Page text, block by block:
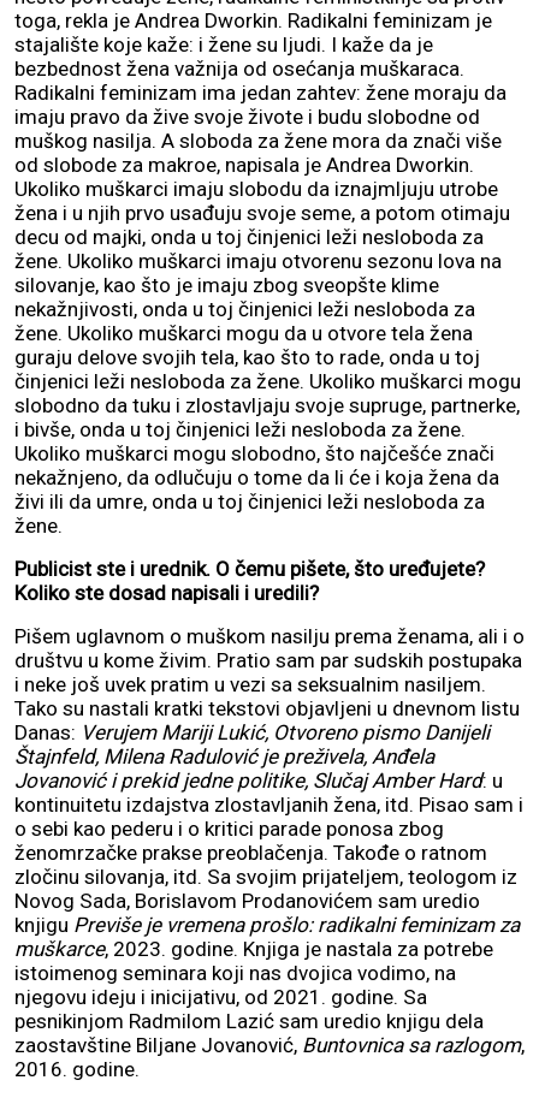
toga, rekla je Andrea Dworkin. Radikalni feminizam je
stajalište koje kaže: i žene su ljudi. I kaže da je
bezbednost žena važnija od osećanja muškaraca.
Radikalni feminizam ima jedan zahtev: žene moraju da
imaju pravo da žive svoje živote i budu slobodne od
muškog nasilja. A sloboda za žene mora da znači više
od slobode za makroe, napisala je Andrea Dworkin.
Ukoliko muškarci imaju slobodu da iznajmljuju utrobe
žena i u njih prvo usađuju svoje seme, a potom otimaju
decu od majki, onda u toj činjenici leži nesloboda za
žene. Ukoliko muškarci imaju otvorenu sezonu lova na
silovanje, kao što je imaju zbog sveopšte klime
nekažnjivosti, onda u toj činjenici leži nesloboda za
žene. Ukoliko muškarci mogu da u otvore tela žena
guraju delove svojih tela, kao što to rade, onda u toj
činjenici leži nesloboda za žene. Ukoliko muškarci mogu
slobodno da tuku i zlostavljaju svoje supruge, partnerke,
i bivše, onda u toj činjenici leži nesloboda za žene.
Ukoliko muškarci mogu slobodno, što najčešće znači
nekažnjeno, da odlučuju o tome da li će i koja žena da
živi ili da umre, onda u toj činjenici leži nesloboda za
žene.
Publicist ste i urednik. O čemu pišete, što uređujete?
Koliko ste dosad napisali i uredili?
Pišem uglavnom o muškom nasilju prema ženama, ali i o
društvu u kome živim. Pratio sam par sudskih postupaka
i neke još uvek pratim u vezi sa seksualnim nasiljem.
Tako su nastali kratki tekstovi objavljeni u dnevnom listu
Danas: Verujem Mariji Lukić, Otvoreno pismo Danijeli
Štajnfeld, Milena Radulović je preživela, Anđela
Jovanović i prekid jedne politike, Slučaj Amber Hard: u
kontinuitetu izdajstva zlostavljanih žena, itd. Pisao sam i
o sebi kao pederu i o kritici parade ponosa zbog
ženomrzačke prakse preoblačenja. Takođe o ratnom
zločinu silovanja, itd. Sa svojim prijateljem, teologom iz
Novog Sada, Borislavom Prodanovićem sam uredio
knjigu Previše je vremena prošlo: radikalni feminizam za
muškarce, 2023. godine. Knjiga je nastala za potrebe
istoimenog seminara koji nas dvojica vodimo, na
njegovu ideju i inicijativu, od 2021. godine. Sa
pesnikinjom Radmilom Lazić sam uredio knjigu dela
zaostavštine Biljane Jovanović, Buntovnica sa razlogom,
2016. godine.